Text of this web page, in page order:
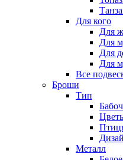
Для кого
Для
Для
Для
Для
Все
Броши
Тип
Металл